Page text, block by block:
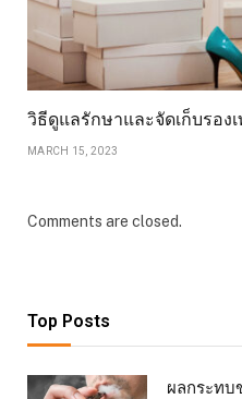
วิธีดูแลรักษาและจัดเก็บรอง
MARCH 15, 2023
Comments are closed.
Top Posts
ผลกระทบ